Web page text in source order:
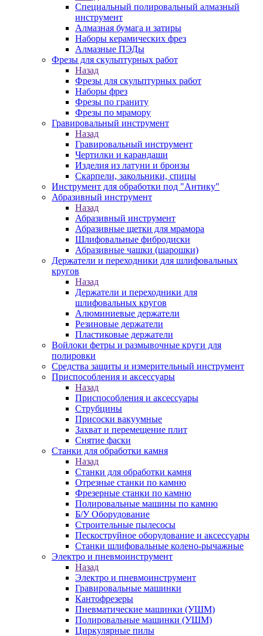
Специальный полировальный алмазный
инструмент
Алмазная бумага и затиры
Наборы керамических фрез
Алмазные ПЭДы
Фрезы для скульптурных работ
Назад
Фрезы для скульптурных работ
Наборы фрез
Фрезы по граниту
Фрезы по мрамору
Гравировальный инструмент
Назад
Гравировальный инструмент
Чертилки и карандаши
Изделия из латуни и бронзы
Скарпели, закольники, спицы
Инструмент для обработки под "Антику"
Абразивный инструмент
Назад
Абразивный инструмент
Абразивные щетки для мрамора
Шлифовальные фибродиски
Абразивные чашки (шарошки)
Держатели и переходники для шлифовальных
кругов
Назад
Держатели и переходники для
шлифовальных кругов
Алюминиевые держатели
Резиновые держатели
Пластиковые держатели
Войлоки фетры и размывочные круги для
полировки
Средства защиты и измерительный инструмент
Приспособления и аксессуары
Назад
Приспособления и аксессуары
Струбцины
Присоски вакуумные
Захват и перемещение плит
Снятие фаски
Станки для обработки камня
Назад
Станки для обработки камня
Отрезные станки по камню
Фрезерные станки по камню
Полировальные машины по камню
Б/У Оборудование
Строительные пылесосы
Пескоструйное оборудование и аксессуары
Станки шлифовальные колено-рычажные
Электро и пневмоинструмент
Назад
Электро и пневмоинструмент
Гравировальные машинки
Кантофрезеры
Пневматические машинки (УШМ)
Полировальные машинки (УШМ)
Циркулярные пилы